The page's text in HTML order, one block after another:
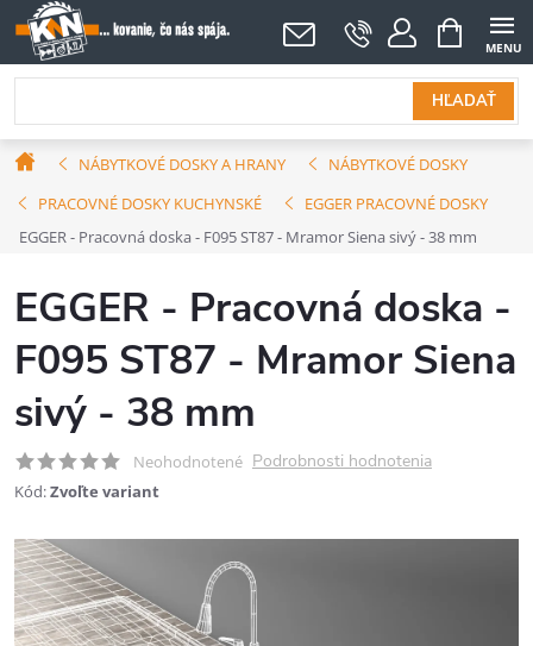
Prejsť
na
obsah
HĽADAŤ
NÁKUPNÝ
KOŠÍK
DomovNÁBYTKOVÉ DOSKY A HRANY
NÁBYTKOVÉ DOSKY
PRACOVNÉ DOSKY KUCHYNSKÉ
EGGER PRACOVNÉ DOSKY
EGGER - Pracovná doska - F095 ST87 - Mramor Siena sivý - 38 mm
EGGER - Pracovná doska -
F095 ST87 - Mramor Siena
sivý - 38 mm
Neohodnotené Podrobnosti hodnotenia
Kód:Zvoľte variant